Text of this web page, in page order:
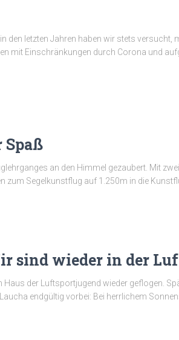
den letzten Jahren haben wir stets
mit Einschränkungen durch Corona und
Spaß
an den Himmel gezaubert. Mit
zum Segelkunstflug auf 1.250m in die
sind wieder in der
der Luftsportjugend wieder geflogen.
endgültig vorbei: Bei herrlichem